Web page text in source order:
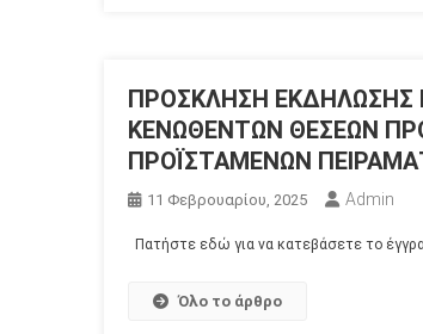
ΠΡΟΣΚΛΗΣΗ ΕΚΔΗΛΩΣΗΣ
ΚΕΝΩΘΕΝΤΩΝ ΘΕΣΕΩΝ
ΠΡΟÏΣΤΑΜΕΝΩΝ
11 Φεβρουαρίου, 2025 Admin
Πατήστε εδώ για να κατεβάσετε το
Όλο το άρθρο